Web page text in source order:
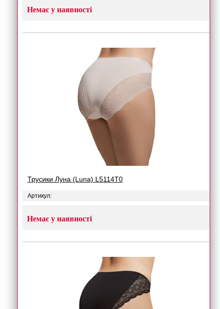
Немає у наявності
Трусики Луна (Luna) L5114T0
Артикул:
Немає у наявності